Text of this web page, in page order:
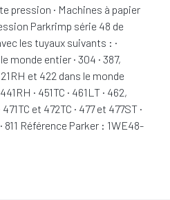
pression · Machines à papier
Parkrimp série 48 de
les tuyaux suivants : ·
monde entier · 304 · 387,
et 422 dans le monde
· 451TC · 461LT · 462,
et 472TC · 477 et 477ST ·
811 Référence Parker : 1WE48-